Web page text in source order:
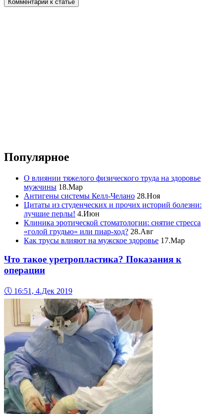
Популярное
О влиянии тяжелого физического труда на здоровье
мужчины 18.Мар
Антигены системы Келл-Челано 28.Ноя
Цитаты из студенческих и прочих историй болезни:
лучшие перлы! 4.Июн
Клиника эротической стоматологии: снятие стресса
«голой грудью» или пиар-ход? 28.Авг
Как трусы влияют на мужское здоровье 17.Мар
Что такое уретропластика? Показания к
операции
🕔 16:51, 4.Дек 2019